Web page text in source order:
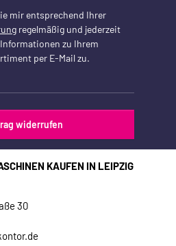
mir entsprechend Ihrer
regelmäßig und jederzeit
zu Ihrem
per E-Mail zu.
widerrufen
KAUFEN IN LEIPZIG
30